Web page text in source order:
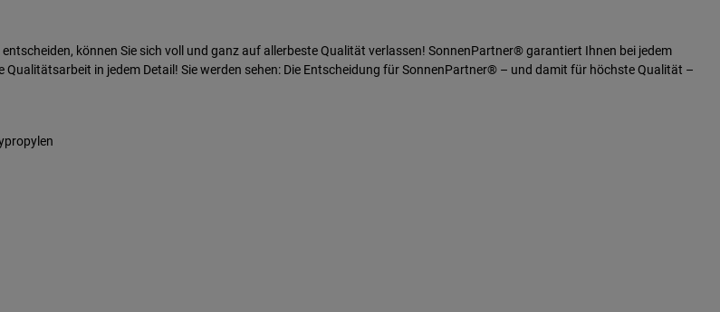
können Sie sich voll und ganz auf allerbeste Qualität verlassen! SonnenPartner® garantiert Ihnen bei jedem
in jedem Detail! Sie werden sehen: Die Entscheidung für SonnenPartner® – und damit für höchste Qualität –